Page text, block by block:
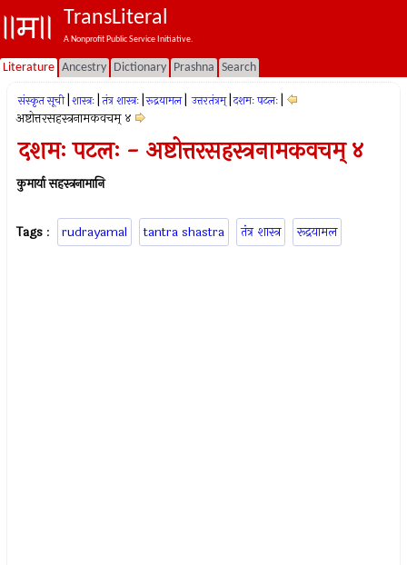
TransLiteral
A Nonprofit Public Service Initiative.
Literature Ancestry Dictionary Prashna Search
संस्कृत सूची शास्त्रः तंत्र शास्त्रः रूद्रयामल उत्तरतंत्रम् दशमः पटलः
अष्टोत्तरसहस्त्रनामकवचम् ४
दशमः पटलः - अष्टोत्तरसहस्त्रनामकवचम् ४
कुमार्या सहस्त्रनामानि
Tags : rudrayamal tantra shastra तंत्र शास्त्र रूद्रयामल